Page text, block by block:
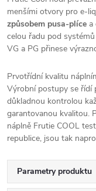
menšími otvory pro e-
způsobem pusa-plíce a
celou řadu pod
VG a PG přinese
Prvotřídní kvalitu
Výrobní postupy se řídí
důkladnou kontrolou
garantovanou kvalitou.
náplně Frutie COOL
republice, jsou tak
Parametry produktu